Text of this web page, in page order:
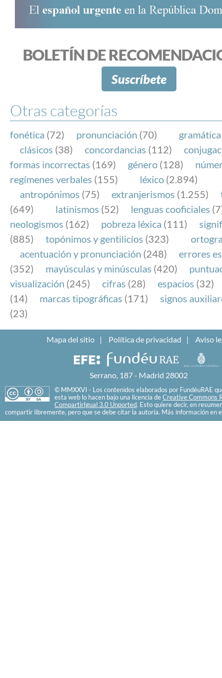
BOLETÍN DE
Suscríbete
Otras categorías
fonética (72) pronunciación (70) gramática
clásicos (38) concordancias (112)
formas incorrectas (169) género (128)
regímenes verbales (155) léxico (2.894)
antropónimos (75) extranjerismos (1.255)
(649)
latinismos (52) lenguas cooficiales
neologismos (162) pobreza léxica (111)
(885)
topónimos y gentilicios (323)
acentuación y pronunciación (248)
errores
(352)
mayúsculas y minúsculas (420)
visualización (245) cifras (28) espacios (32)
(14)
marcas tipográficas (171)
signos
(23)
Mapa del sitio Política de privacidad Aviso
Serrano, 187 - Madrid 28002
© MMXXVI - Los contenidos elaborados por FundéuRAE
esta web lo hacen bajo una licencia de Creative Commons
CompartirIgual 3.0 Unported. Esto quiere decir, en
compartir libremente, pero que se debe citar la autoría. Más información en